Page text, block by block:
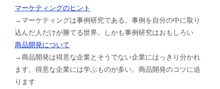
マーケティングのヒント
→マーケティングは事例研究である。事例を自分の中に取り
込んだ人だけが勝てる世界。しかも事例研究はおもしろい
商品開発について
→商品開発は得意な企業とそうでない企業にはっきり分かれ
ます。得意な企業には学ぶものが多い。商品開発のコツに迫
ります